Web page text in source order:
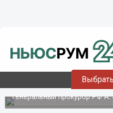
Экс-зампрокурора
получил высокий
Новым местом работы
федеральный округ. Приказ
Генеральный прокурор РФ А.